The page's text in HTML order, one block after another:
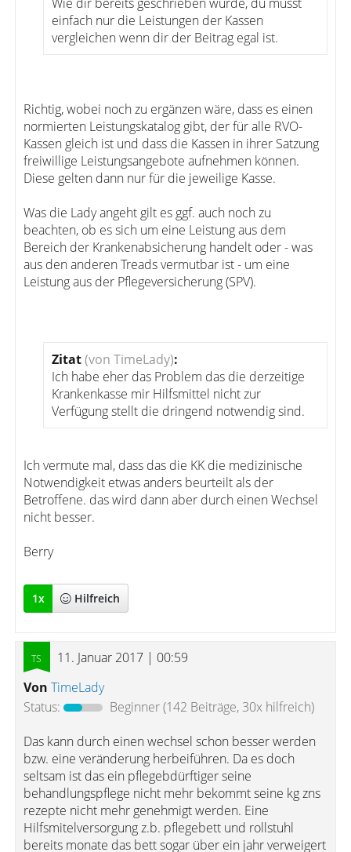
einfach nur die Leistungen der Kassen
vergleichen wenn dir der Beitrag egal ist.
Richtig, wobei noch zu ergänzen wäre, dass es einen
normierten Leistungskatalog gibt, der für alle RVO-
Kassen gleich ist und dass die Kassen in ihrer Satzung
freiwillige Leistungsangebote aufnehmen können.
Diese gelten dann nur für die jeweilige Kasse.
Was die Lady angeht gilt es ggf. auch noch zu
beachten, ob es sich um eine Leistung aus dem
Bereich der Krankenabsicherung handelt oder - was
aus den anderen Treads vermutbar ist - um eine
Leistung aus der Pflegeversicherung (SPV).
Zitat(von TimeLady):
Ich habe eher das Problem das die derzeitige
Krankenkasse mir Hilfsmittel nicht zur
Verfügung stellt die dringend notwendig sind.
Ich vermute mal, dass das die KK die medizinische
Notwendigkeit etwas anders beurteilt als der
Betroffene. das wird dann aber durch einen Wechsel
nicht besser.
Berry
1x Hilfreich
11. Januar 2017 | 00:59
Von TimeLady
Status:
Beginner(142 Beiträge, 30x hilfreich)
Das kann durch einen wechsel schon besser werden
bzw. eine veränderung herbeiführen. Da es doch
seltsam ist das ein pflegebdürftiger seine
behandlungspflege nicht mehr bekommt seine kg zns
rezepte nicht mehr genehmigt werden. Eine
Hilfsmitelversorgung z.b. pflegebett und rollstuhl
bereits monate das bett sogar über ein jahr verweigert